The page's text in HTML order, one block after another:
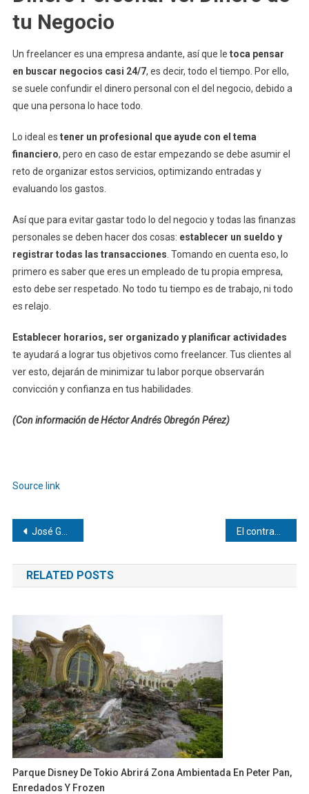
tu Negocio
Un freelancer es una empresa andante, así que le toca pensar
en buscar negocios casi 24/7, es decir, todo el tiempo. Por ello,
se suele confundir el dinero personal con el del negocio, debido a
que una persona lo hace todo.
Lo ideal es tener un profesional que ayude con el tema
financiero, pero en caso de estar empezando se debe asumir el
reto de organizar estos servicios, optimizando entradas y
evaluando los gastos.
Así que para evitar gastar todo lo del negocio y todas las finanzas
personales se deben hacer dos cosas: establecer un sueldo y
registrar todas las transacciones . Tomando en cuenta eso, lo
primero es saber que eres un empleado de tu propia empresa,
esto debe ser respetado. No todo tu tiempo es de trabajo, ni todo
es relajo.
Establecer horarios, ser organizado y planificar actividades
te ayudará a lograr tus objetivos como freelancer. Tus clientes al
ver esto, dejarán de minimizar tu labor porque observarán
convicción y confianza en tus habilidades.
(Con información de Héctor Andrés Obregón Pérez)
Source link
Navegación
de
entradas
José Guerra propone un plan integral para superar la crisis económica
RELATED POSTS
Parque Disney De Tokio Abrirá Zona Ambientada En Peter Pan,
Enredados Y Frozen